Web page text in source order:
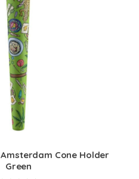
Amsterdam Cone Holder
Green